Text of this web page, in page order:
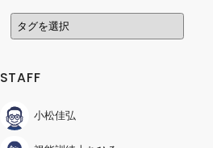
STAFF
小松佳弘